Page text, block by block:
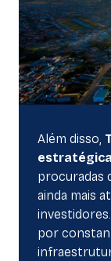
Além disso,
estratégica
procuradas
ainda mais
por